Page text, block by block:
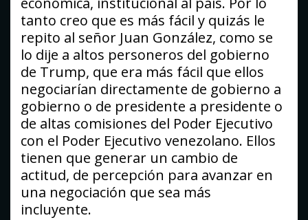
tanto creo que es más fácil y quizás le
repito al señor Juan González, como se
lo dije a altos personeros del gobierno
de Trump, que era más fácil que ellos
negociarían directamente de gobierno a
gobierno o de presidente a presidente o
de altas comisiones del Poder Ejecutivo
con el Poder Ejecutivo venezolano. Ellos
tienen que generar un cambio de
actitud, de percepción para avanzar en
una negociación que sea más
incluyente.